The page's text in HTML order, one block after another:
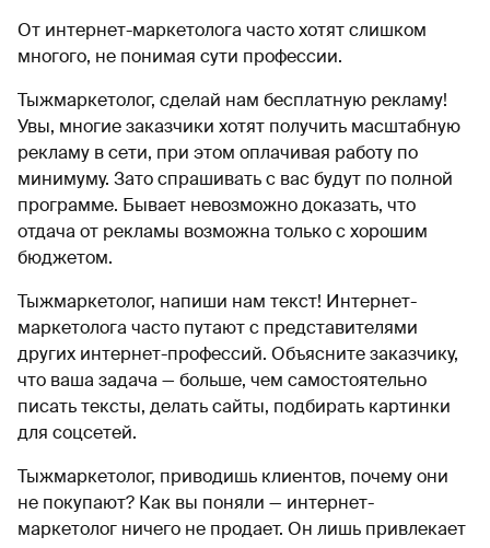
От интернет-маркетолога часто хотят слишком
многого, не понимая сути профессии.
Тыжмаркетолог, сделай нам бесплатную рекламу!
Увы, многие заказчики хотят получить масштабную
рекламу в сети, при этом оплачивая работу по
минимуму. Зато спрашивать с вас будут по полной
программе. Бывает невозможно доказать, что
отдача от рекламы возможна только с хорошим
бюджетом.
Тыжмаркетолог, напиши нам текст! Интернет-
маркетолога часто путают с представителями
других интернет-профессий. Объясните заказчику,
что ваша задача — больше, чем самостоятельно
писать тексты, делать сайты, подбирать картинки
для соцсетей.
Тыжмаркетолог, приводишь клиентов, почему они
не покупают? Как вы поняли — интернет-
маркетолог ничего не продает. Он лишь привлекает